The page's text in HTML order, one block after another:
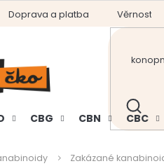
Doprava a platba Věrnostní
HLEDAT
CBG CBN CBC
Zakázané